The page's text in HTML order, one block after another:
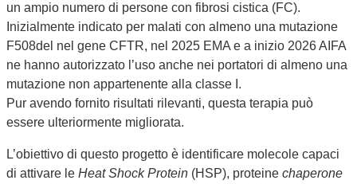
un ampio numero di persone con fibrosi cistica (FC).
Inizialmente indicato per malati con almeno una mutazione
F508del nel gene CFTR, nel 2025 EMA e a inizio 2026 AIFA
ne hanno autorizzato l’uso anche nei portatori di almeno una
mutazione non appartenente alla classe I.
Pur avendo fornito risultati rilevanti, questa terapia può
essere ulteriormente migliorata.
L’obiettivo di questo progetto è identificare molecole capaci
di attivare le Heat Shock Protein (HSP), proteine chaperone